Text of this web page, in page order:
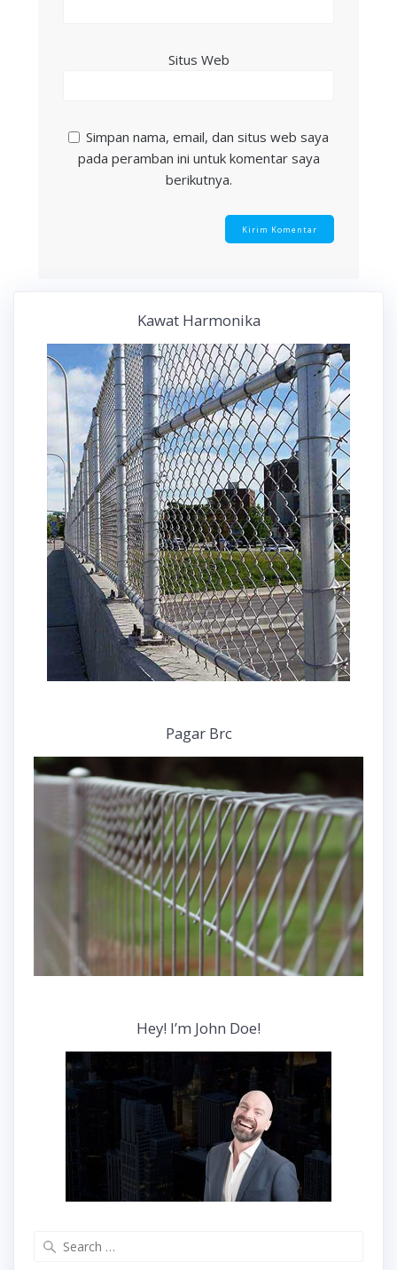
Situs Web
Simpan nama, email, dan situs web saya
pada peramban ini untuk komentar saya
berikutnya.
Kawat Harmonika
Pagar Brc
Hey! I’m John Doe!